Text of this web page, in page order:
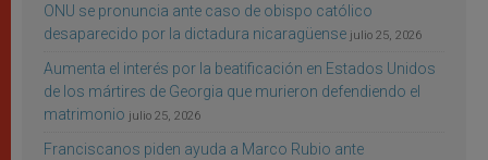
ONU se pronuncia ante caso de obispo católico
desaparecido por la dictadura nicaragüense julio 25, 2026
Aumenta el interés por la beatificación en Estados Unidos
de los mártires de Georgia que murieron defendiendo el
matrimonio julio 25, 2026
Franciscanos piden ayuda a Marco Rubio ante